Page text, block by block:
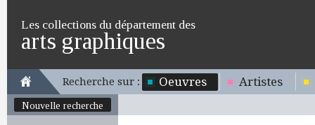
Les collections du département des
arts graphiques
Recherche sur : Oeuvres Artistes
Nouvelle recherche